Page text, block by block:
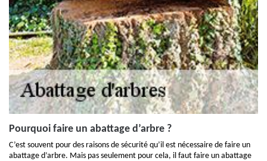
Pourquoi faire un abattage d’arbre ?
C’est souvent pour des raisons de sécurité qu’il est nécessaire de faire un
abattage d’arbre. Mais pas seulement pour cela, il faut faire un abattage